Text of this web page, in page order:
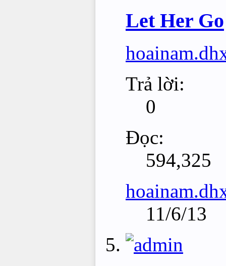
Let Her Go
Trả lời:
0
Đọc:
594,325
11/6/13